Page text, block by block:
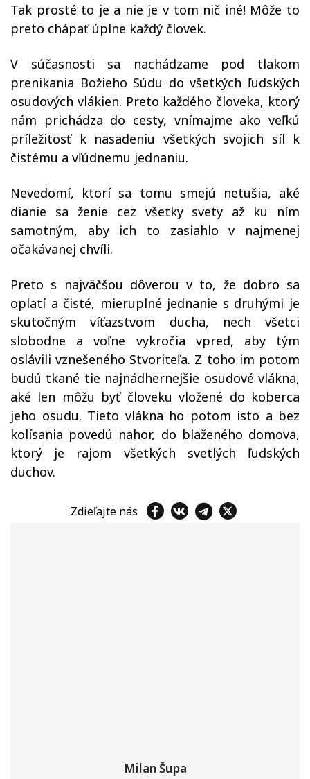
Tak prosté to je a nie je v tom nič iné! Môže to
preto chápať úplne každý človek.
V súčasnosti sa nachádzame pod tlakom
prenikania Božieho Súdu do všetkých ľudských
osudových vlákien. Preto každého človeka, ktorý
nám prichádza do cesty, vnímajme ako veľkú
príležitosť k nasadeniu všetkých svojich síl k
čistému a vľúdnemu jednaniu.
Nevedomí, ktorí sa tomu smejú netušia, aké
dianie sa ženie cez všetky svety až ku ním
samotným, aby ich to zasiahlo v najmenej
očakávanej chvíli.
Preto s najväčšou dôverou v to, že dobro sa
oplatí a čisté, mieruplné jednanie s druhými je
skutočným víťazstvom ducha, nech všetci
slobodne a voľne vykročia vpred, aby tým
oslávili vznešeného Stvoriteľa. Z toho im potom
budú tkané tie najnádhernejšie osudové vlákna,
aké len môžu byť človeku vložené do koberca
jeho osudu. Tieto vlákna ho potom isto a bez
kolísania povedú nahor, do blaženého domova,
ktorý je rajom všetkých svetlých ľudských
duchov.
Zdieľajte nás
Milan Šupa